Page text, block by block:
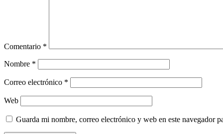
Comentario *
Nombre *
Correo electrónico *
Web
Guarda mi nombre, correo electrónico y web en este navegador